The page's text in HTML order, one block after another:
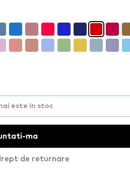
este in stoc
ma
de returnare